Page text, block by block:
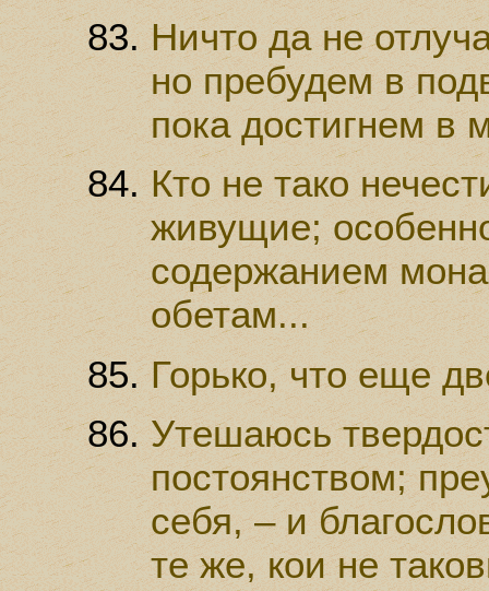
Ничто да не
но пребудем в
пока достигнем в
Кто не тако
живущие;
содержанием
обетам...
Горько, что еще
Утешаюсь
постоянством;
себя, – и
те же, кои не